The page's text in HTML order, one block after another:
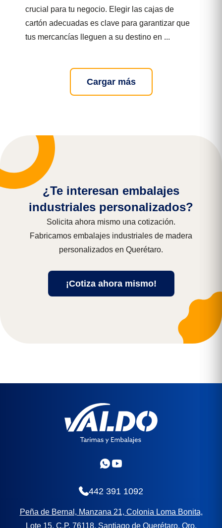
crucial para tu negocio. Elegir las cajas de
cartón adecuadas es clave para garantizar que
tus mercancías lleguen a su destino en ...
Cargar más
¿Te interesan embalajes
industriales personalizados?
Solicita ahora mismo una cotización.
Fabricamos embalajes industriales de madera
personalizados en Querétaro.
¡Cotiza ahora mismo!
442 391 1092
Peña de Bernal, Manzana 21, Colonia Loma Bonita,
Lote 15, C.P. 76118, Santiago de Querétaro, Qro.